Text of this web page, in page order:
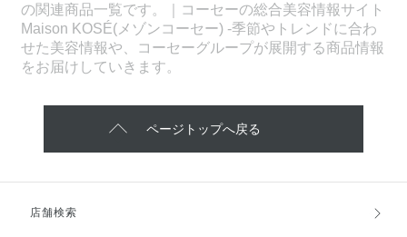
の関連商品一覧です。｜コーセーの総合美容情報サイト
Maison KOSÉ(メゾンコーセー) -季節やトレンドに合わ
せた美容情報や、コーセーグループが展開する商品情報
をお届けしていきます。
ページトップへ戻る
店舗検索